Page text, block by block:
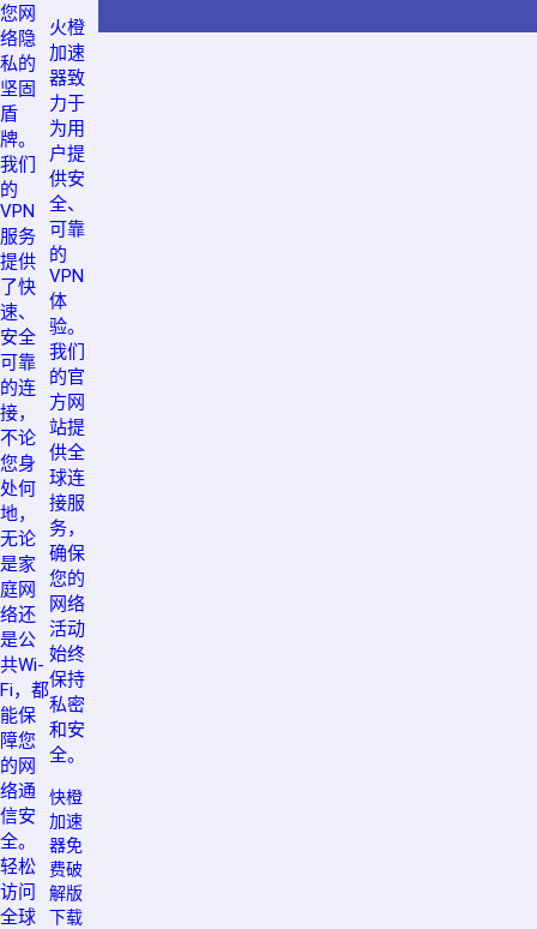
您网
络隐
私的
坚固
盾
牌。
我们
的
VPN
服务
提供
了快
速、
安全
可靠
的连
接，
不论
您身
处何
地，
无论
是家
庭网
络还
是公
共Wi-
Fi，都
能保
障您
的网
络通
信安
全。
轻松
访问
全球
火橙
加速
器致
力于
为用
户提
供安
全、
可靠
的
VPN
体
验。
我们
的官
方网
站提
供全
球连
接服
务，
确保
您的
网络
活动
始终
保持
私密
和安
全。
快橙
加速
器免
费破
解版
下载